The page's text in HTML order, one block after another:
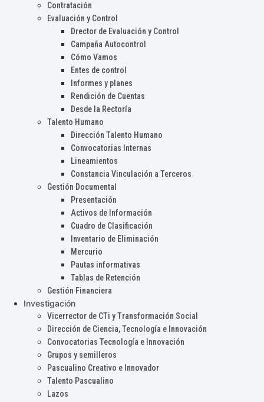
Contratación
Evaluación y Control
Drector de Evaluación y Control
Campaña Autocontrol
Cómo Vamos
Entes de control
Informes y planes
Rendición de Cuentas
Desde la Rectoría
Talento Humano
Dirección Talento Humano
Convocatorias Internas
Lineamientos
Constancia Vinculación a Terceros
Gestión Documental
Presentación
Activos de Información
Cuadro de Clasificación
Inventario de Eliminación
Mercurio
Pautas informativas
Tablas de Retención
Gestión Financiera
Investigación
Vicerrector de CTi y Transformación Social
Dirección de Ciencia, Tecnología e Innovación
Convocatorias Tecnología e Innovación
Grupos y semilleros
Pascualino Creativo e Innovador
Talento Pascualino
Lazos